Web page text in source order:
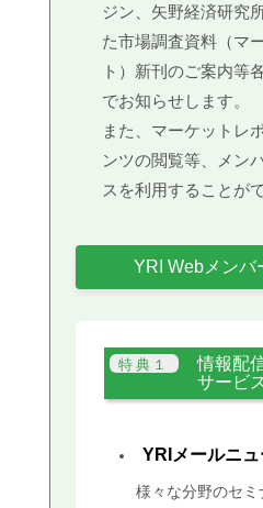
ジン、矢野経済研究
た市場調査資料（マ
ト）新刊のご案内等
でお知らせします。
また、マーケットレ
ンツの閲覧等、メン
スを利用することが
YRI Webメンバ
情報配
サービ
YRIメールニュ
様々な分野のセミ